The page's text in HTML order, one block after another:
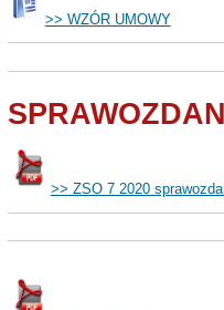
>> WZÓR UMOWY
>> ZSO 7 2020